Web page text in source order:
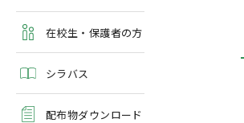
よくある質問
学校案内・資料請求
在校生・保護者の方
シラバス
配布物ダウンロード